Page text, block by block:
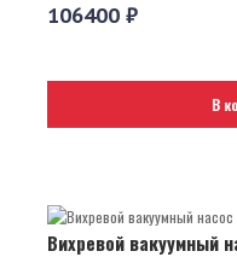
106400 ₽
В
Вихревой вакуумный